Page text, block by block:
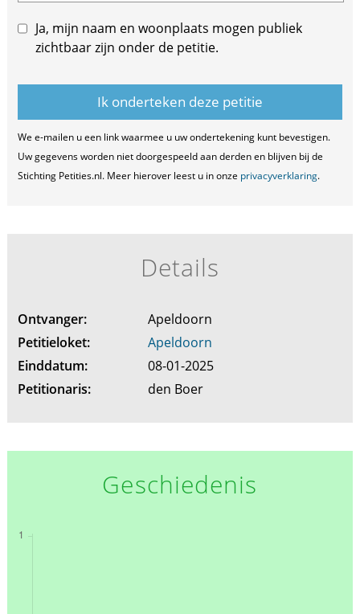
Ja, mijn naam en woonplaats mogen publiek
zichtbaar zijn onder de petitie.
We e-mailen u een link waarmee u uw ondertekening kunt bevestigen.
Uw gegevens worden niet doorgespeeld aan derden en blijven bij de
Stichting Petities.nl. Meer hierover leest u in onze privacyverklaring.
Details
Ontvanger:
Apeldoorn
Petitieloket:
Apeldoorn
Einddatum:
08-01-2025
Petitionaris:
den Boer
Geschiedenis